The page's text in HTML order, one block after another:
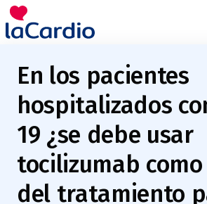
Nota:
este
sitio
incluye
sistema
accesibilidad.
En los pacientes
hospitalizados
19 ¿se debe usar
tocilizumab
del tratamiento